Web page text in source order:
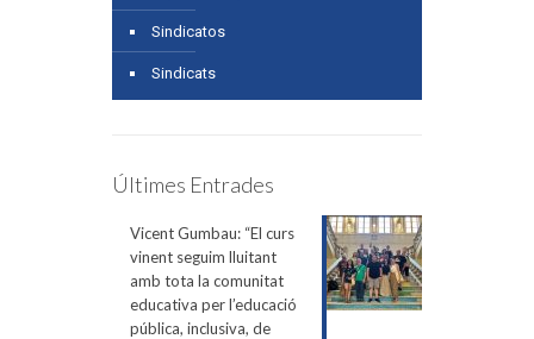
Sindicatos
Sindicats
Últimes Entrades
Vicent Gumbau: “El curs
vinent seguim lluitant
amb tota la comunitat
educativa per l’educació
pública, inclusiva, de